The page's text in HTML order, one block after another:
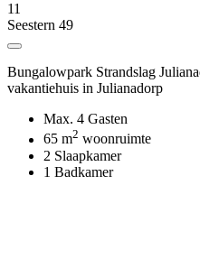
11
Seestern 49
Bungalowpark Strandslag
vakantiehuis in Julianadorp
Max. 4 Gasten
65 m2 woonruimte
2 Slaapkamer
1 Badkamer